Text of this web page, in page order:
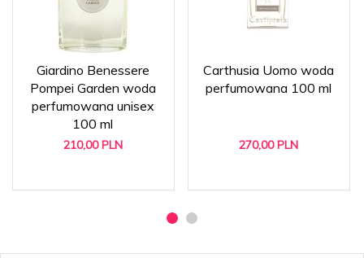
Giardino Benessere
Pompei Garden woda
perfumowana unisex
100 ml
210,00 PLN
Carthusia Uomo woda
perfumowana 100 ml
270,00 PLN